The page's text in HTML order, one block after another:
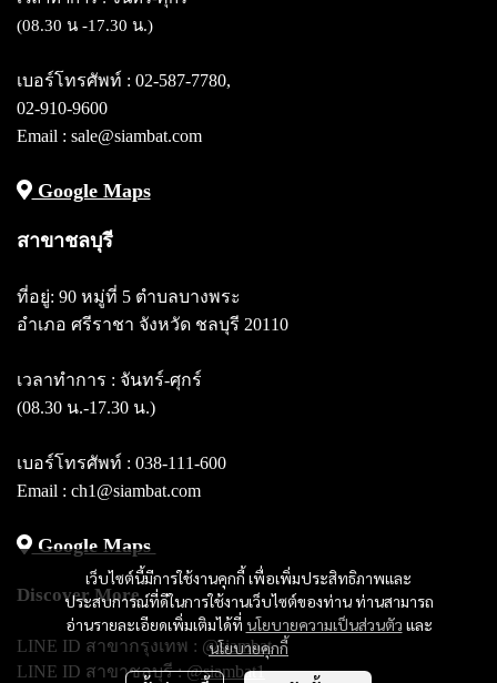
เว็บไซต์นี้มีการใช้งานคุกกี้ เพื่อเพิ่มประสิทธิภาพและ
ประสบการณ์ที่ดีในการใช้งานเว็บไซต์ของท่าน ท่านสามารถ
อ่านรายละเอียดเพิ่มเติมได้ที่ นโยบายความเป็นส่วนตัว และ
นโยบายคุกกี้
(08.30 น -17.30 น.)
เบอร์โทรศัพท์ : 02-587-7780,
02-910-9600
Email : sale@siambat.com
Google Maps
สาขาชลบุรี
ที่อยู่: 90 หมู่ที่ 5 ตำบลบางพระ
อำเภอ ศรีราชา จังหวัด ชลบุรี 20110
เวลาทำการ : จันทร์-ศุกร์
(08.30 น.-17.30 น.)
เบอร์โทรศัพท์ : 038-111-600
Email : ch1@siambat.com
Google Maps
Discover More
LINE ID สาขากรุงเทพ : @siambat
LINE ID สาขาชลบุรี :@siambat1